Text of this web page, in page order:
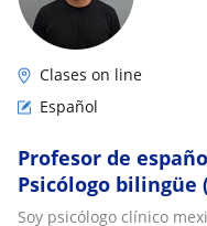
Clases on line
Español
Profesor de
Psicólogo bilingüe
cultural y
Soy psicólogo clínico